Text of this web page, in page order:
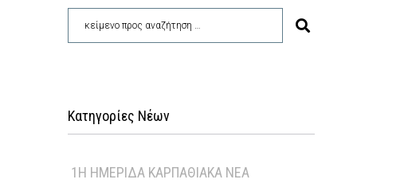
Κατηγορίες Νέων
1Η ΗΜΕΡΊΔΑ ΚΑΡΠΑΘΙΑΚΆ ΝΈΑ